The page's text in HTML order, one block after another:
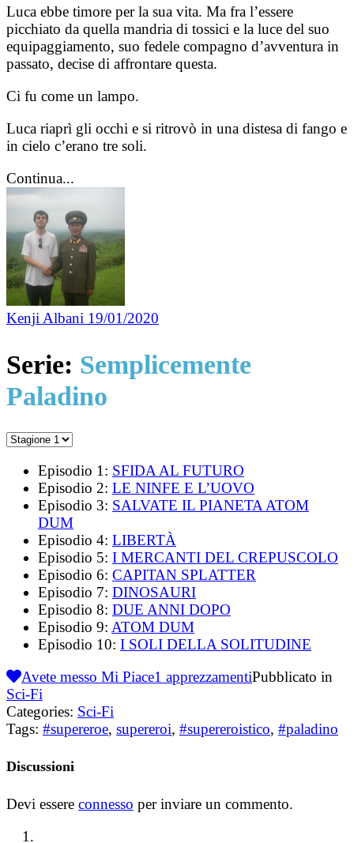
Luca ebbe timore per la sua vita. Ma fra l’essere
picchiato da quella mandria di tossici e la luce del suo
equipaggiamento, suo fedele compagno d’avventura in
passato, decise di affrontare questa.
Ci fu come un lampo.
Luca riaprì gli occhi e si ritrovò in una distesa di fango e
in cielo c’erano tre soli.
Continua...
Kenji Albani 19/01/2020
Serie: Semplicemente
Paladino
Episodio 1: SFIDA AL FUTURO
Episodio 2: LE NINFE E L’UOVO
Episodio 3: SALVATE IL PIANETA ATOM
DUM
Episodio 4: LIBERTÀ
Episodio 5: I MERCANTI DEL CREPUSCOLO
Episodio 6: CAPITAN SPLATTER
Episodio 7: DINOSAURI
Episodio 8: DUE ANNI DOPO
Episodio 9: ATOM DUM
Episodio 10: I SOLI DELLA SOLITUDINE
Avete messo Mi Piace1 apprezzamentiPubblicato in
Sci-Fi
Categories: Sci-Fi
Tags: #supereroe, supereroi, #supereroistico, #paladino
Discussioni
Devi essere connesso per inviare un commento.